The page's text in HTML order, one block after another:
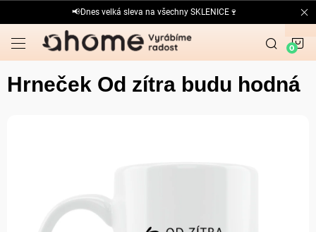
na
obsah
📢Dnes velká sleva na všechny SKLENICE🍷
Hrneček Od zítra budu hodná